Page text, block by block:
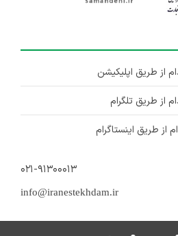
از طریق اپلیکیشن
از طریق تلگرام
طریق اینستاگرام
۰۲۱-۹۱۳۰۰۰۱۳
info@iranestekhdam.ir